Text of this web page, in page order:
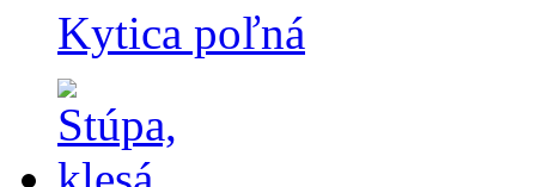
Kytica poľná